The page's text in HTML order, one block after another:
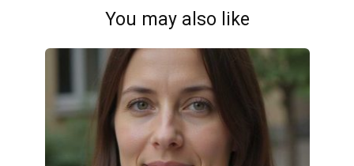
You may also like